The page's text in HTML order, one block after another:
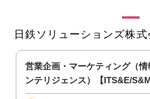
日鉄ソリューションズ株
営業企画・マーケティング（
ンテリジェンス）【ITS&E/